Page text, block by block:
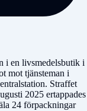
i en livsmedelsbutik i
mot tjänsteman i
Straffet
2025 ertappades
24 förpackningar